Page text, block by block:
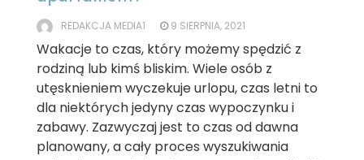
REDAKCJA MEDIA1 9 SIERPNIA, 2021
Wakacje to czas, który możemy spędzić z
rodziną lub kimś bliskim. Wiele osób z
utęsknieniem wyczekuje urlopu, czas letni to
dla niektórych jedyny czas wypoczynku i
zabawy. Zazwyczaj jest to czas od dawna
planowany, a cały proces wyszukiwania